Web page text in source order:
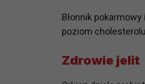
Błonnik
poziom
Zdrowie jelit